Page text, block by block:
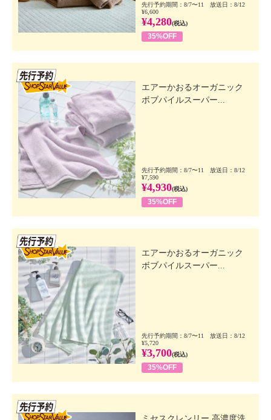
先行予約期間：8/7〜11 放送日：8/12
¥6,600
¥4,280(税込)
35%OFF
エアーかおるオーガニック
ボブパイルスーパー...
先行予約期間：8/7〜11 放送日：8/12
¥7,590
¥4,930(税込)
35%OFF
エアーかおるオーガニック
ボブパイルスーパー...
先行予約期間：8/7〜11 放送日：8/12
¥5,720
¥3,700(税込)
35%OFF